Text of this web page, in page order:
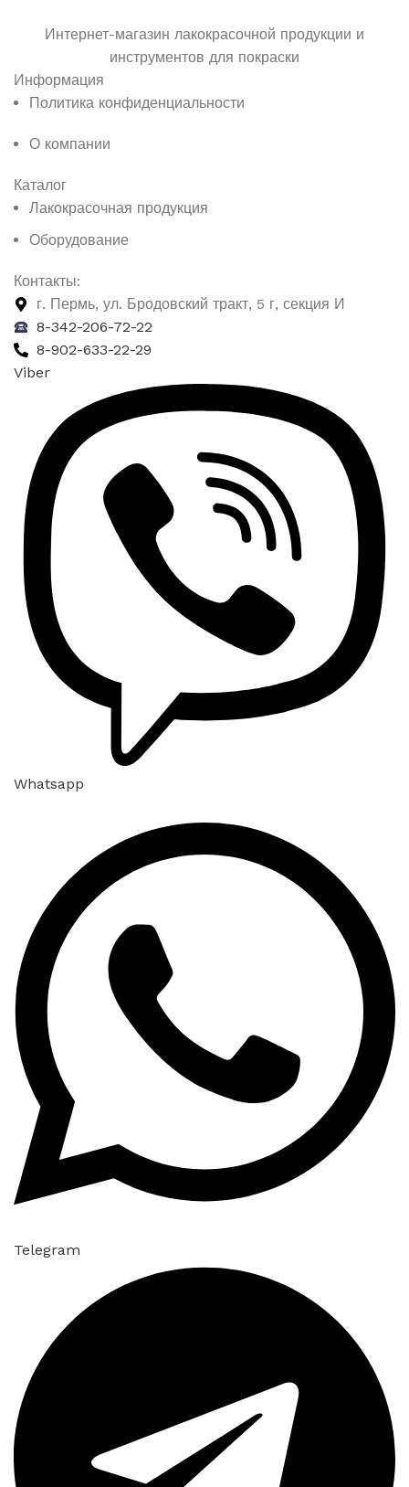
Интернет-магазин лакокрасочной продукции и
инструментов для покраски
Информация
Политика конфиденциальности
О компании
Каталог
Лакокрасочная продукция
Оборудование
Контакты:
г. Пермь, ул. Бродовский тракт, 5 г, секция И
8-342-206-72-22
8-902-633-22-29
Viber
Whatsapp
Telegram